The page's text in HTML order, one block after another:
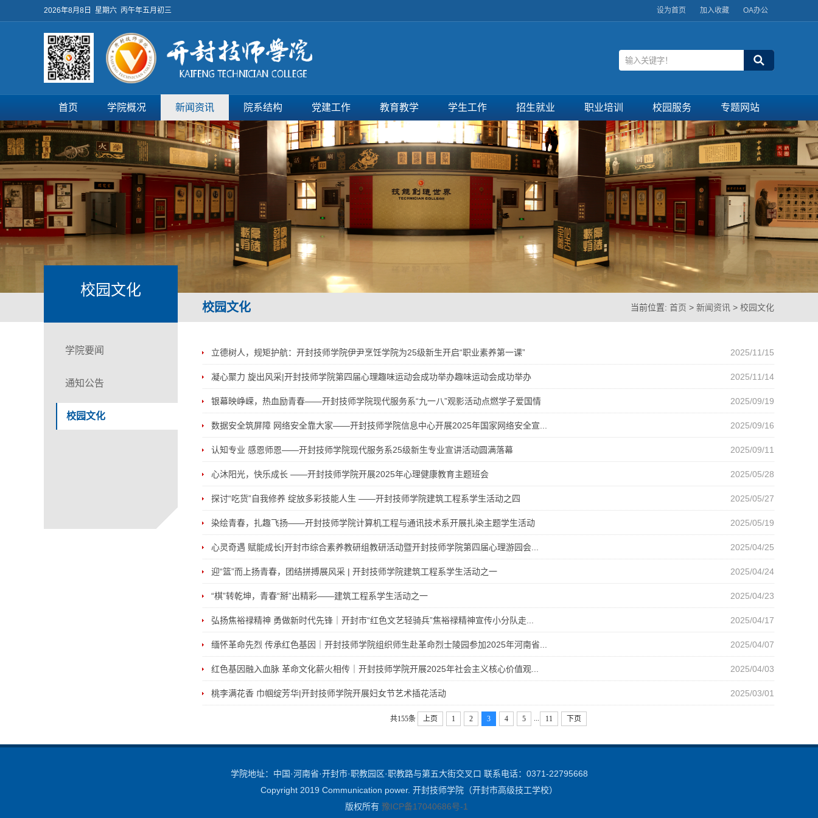
2026年8月8日 星期六 丙午年五月初三 设为首页 加入收藏 OA办公
首页 学院概况 新闻资讯 院系结构 党建工作 教育教学 学生工作 招生就业 职业培训 校园服务 专题网站
校园文化
校园文化 当前位置: 首页 > 新闻资讯 > 校园文化
学院要闻
通知公告
校园文化
立德树人，规矩护航：开封技师学院伊尹烹饪学院为25级新生开启“职业素养第一课” 2025/11/15
凝心聚力 旋出风采|开封技师学院第四届心理趣味运动会成功举办趣味运动会成功举办 2025/11/14
银幕映峥嵘，热血励青春——开封技师学院现代服务系“九一八”观影活动点燃学子爱国情 2025/09/19
数据安全筑屏障 网络安全靠大家——开封技师学院信息中心开展2025年国家网络安全宣... 2025/09/16
认知专业 感恩师恩——开封技师学院现代服务系25级新生专业宣讲活动圆满落幕 2025/09/11
心沐阳光，快乐成长 ——开封技师学院开展2025年心理健康教育主题班会 2025/05/28
探讨“吃货”自我修养 绽放多彩技能人生 ——开封技师学院建筑工程系学生活动之四 2025/05/27
染绘青春，扎趣飞扬——开封技师学院计算机工程与通讯技术系开展扎染主题学生活动 2025/05/19
心灵奇遇 赋能成长|开封市综合素养教研组教研活动暨开封技师学院第四届心理游园会... 2025/04/25
迎“篮”而上扬青春，团结拼搏展风采 | 开封技师学院建筑工程系学生活动之一 2025/04/24
“棋”转乾坤，青春“掰”出精彩——建筑工程系学生活动之一 2025/04/23
弘扬焦裕禄精神 勇做新时代先锋｜开封市“红色文艺轻骑兵”焦裕禄精神宣传小分队走... 2025/04/17
缅怀革命先烈 传承红色基因｜开封技师学院组织师生赴革命烈士陵园参加2025年河南省... 2025/04/07
红色基因融入血脉 革命文化薪火相传｜开封技师学院开展2025年社会主义核心价值观... 2025/04/03
桃李满花香 巾帼绽芳华|开封技师学院开展妇女节艺术插花活动 2025/03/01
共155条 上页 1 2 3 4 5 ... 11 下页
学院地址：中国·河南省·开封市·职教园区·职教路与第五大街交叉口 联系电话：0371-22795668
Copyright 2019 Communication power. 开封技师学院（开封市高级技工学校）
版权所有 豫ICP备17040686号-1